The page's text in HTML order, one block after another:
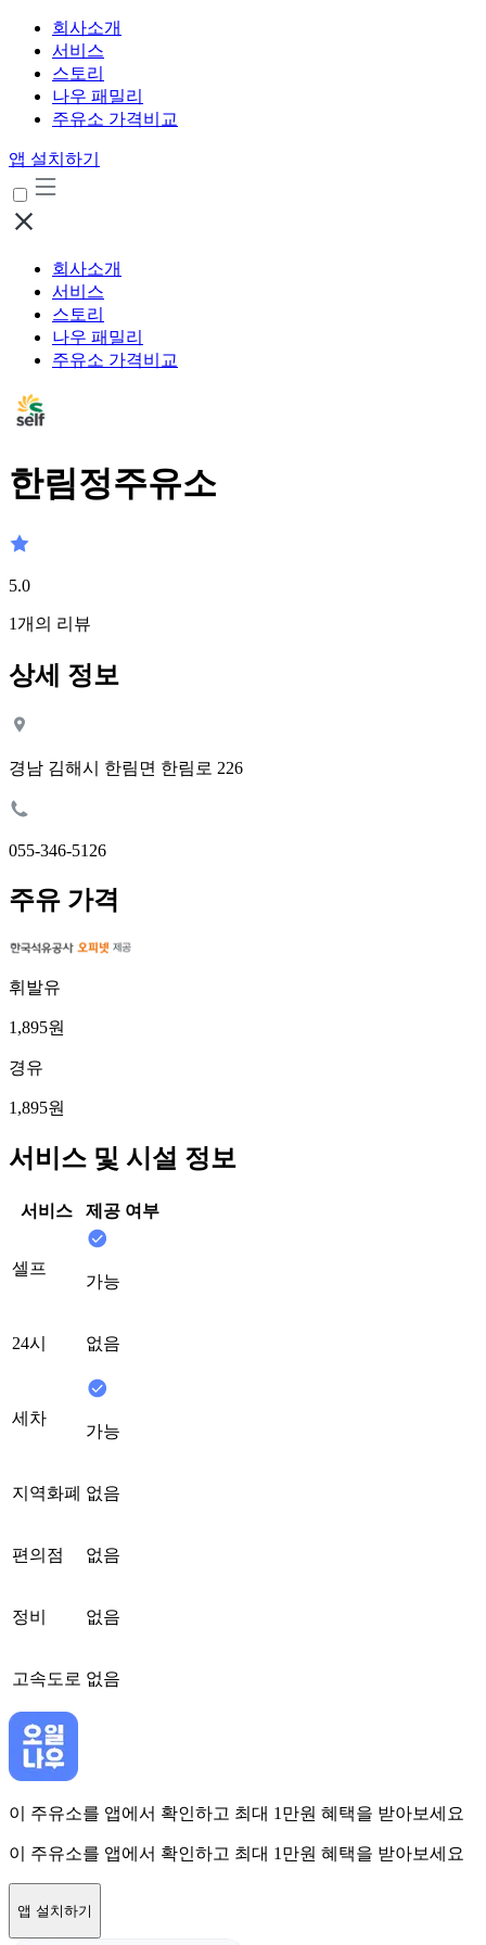
회사소개
서비스
스토리
나우 패밀리
주유소 가격비교
앱 설치하기
회사소개
서비스
스토리
나우 패밀리
주유소 가격비교
한림정주유소
5.0
1개의 리뷰
상세 정보
경남 김해시 한림면 한림로 226
055-346-5126
주유 가격
휘발유
1,895원
경유
1,895원
서비스 및 시설 정보
서비스 제공 여부
셀프
가능
24시 없음
세차
가능
지역화폐 없음
편의점 없음
정비 없음
고속도로 없음
이 주유소를 앱에서 확인하고 최대 1만원 혜택을 받아보세요
이 주유소를 앱에서 확인하고 최대 1만원 혜택을 받아보세요
앱 설치하기